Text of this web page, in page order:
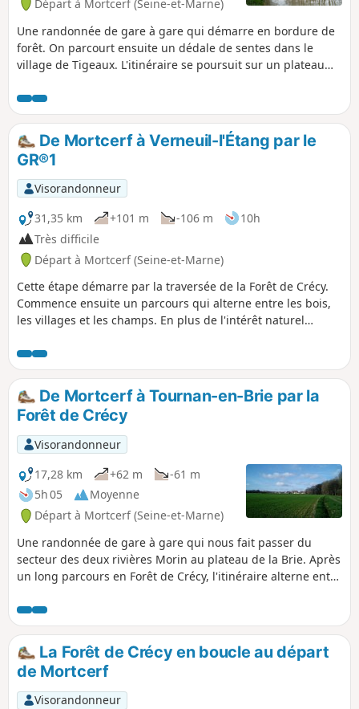
Départ à Mortcerf (Seine-et-Marne)
Une randonnée de gare à gare qui démarre en bordure de
forêt. On parcourt ensuite un dédale de sentes dans le
village de Tigeaux. L'itinéraire se poursuit sur un plateau
Chapelle clôt cette randonnée sur de superbes notes
patrimoniales, avec en premier lieu la collégiale de style
gothique.
De Mortcerf à Verneuil-l'Étang par le
GR®1
Visorandonneur
31,35 km
+101 m -106 m
10h
Très difficile
Départ à Mortcerf (Seine-et-Marne)
Cette étape démarre par la traversée de la Forêt de Crécy.
Commence ensuite un parcours qui alterne entre les bois,
les villages et les champs. En plus de l'intérêt naturel
culturel et patrimonial avec l'Obélisque de Villeneuve-le-
Comte, le Château de la Houssaye-en-Brie, ainsi que par
l'ancienne ligne de chemin de fer de Marles-en-Brie à
Verneuil-l'Étang.
De Mortcerf à Tournan-en-Brie par la
Forêt de Crécy
Visorandonneur
17,28 km
+62 m
-61 m
5h 05
Moyenne
Départ à Mortcerf (Seine-et-Marne)
Une randonnée de gare à gare qui nous fait passer du
secteur des deux rivières Morin au plateau de la Brie. Après
un long parcours en Forêt de Crécy, l'itinéraire alterne entre
dans le centre-ville de Tournan.
La Forêt de Crécy en boucle au départ
de Mortcerf
Visorandonneur